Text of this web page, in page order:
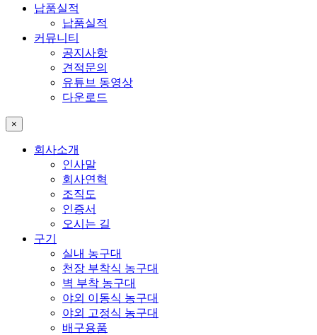
납품실적
납품실적
커뮤니티
공지사항
견적문의
유튜브 동영상
다운로드
×
회사소개
인사말
회사연혁
조직도
인증서
오시는 길
구기
실내 농구대
천장 부착식 농구대
벽 부착 농구대
야외 이동식 농구대
야외 고정식 농구대
배구용품